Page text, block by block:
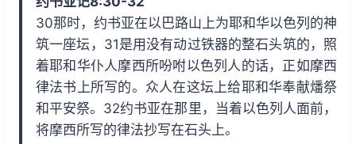
30那时，约书亚在以巴路山上为耶和华以色列的神
筑一座坛，31是用没有动过铁器的整石头筑的，照
着耶和华仆人摩西所吩咐以色列人的话，正如摩西
律法书上所写的。众人在这坛上给耶和华奉献燔祭
和平安祭。32约书亚在那里，当着以色列人面前，
将摩西所写的律法抄写在石头上。